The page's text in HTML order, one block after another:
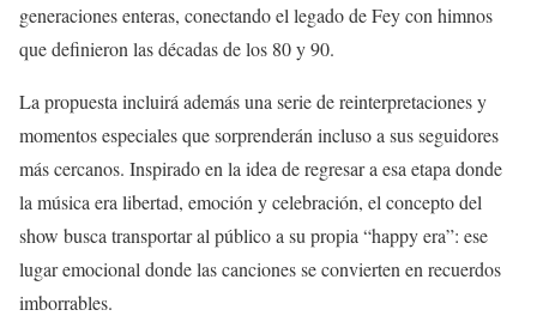
generaciones enteras, conectando el legado de Fey con himnos
que definieron las décadas de los 80 y 90.
La propuesta incluirá además una serie de reinterpretaciones y
momentos especiales que sorprenderán incluso a sus seguidores
más cercanos. Inspirado en la idea de regresar a esa etapa donde
la música era libertad, emoción y celebración, el concepto del
show busca transportar al público a su propia “happy era”: ese
lugar emocional donde las canciones se convierten en recuerdos
imborrables.